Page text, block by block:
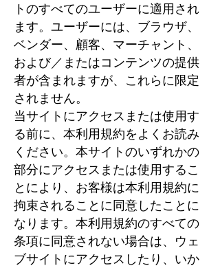
トのすべてのユーザーに適用され
ます。ユーザーには、ブラウザ、
ベンダー、顧客、マーチャント、
および／またはコンテンツの提供
者が含まれますが、これらに限定
されません。
当サイトにアクセスまたは使用す
る前に、本利用規約をよくお読み
ください。本サイトのいずれかの
部分にアクセスまたは使用するこ
とにより、お客様は本利用規約に
拘束されることに同意したことに
なります。本利用規約のすべての
条項に同意されない場合は、ウェ
ブサイトにアクセスしたり、いか